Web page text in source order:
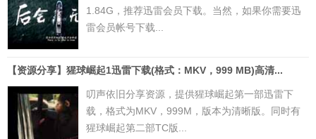
1.84G，推荐迅雷会员下载。当然，如果你需要迅
雷会员帐号下载...
【资源分享】猩球崛起1迅雷下载(格式：MKV，999 MB)高清...
叨声依旧分享资源，提供猩球崛起第一部迅雷下
载，格式为MKV，999M，版本为清晰版。同时有
猩球崛起第二部TC版...